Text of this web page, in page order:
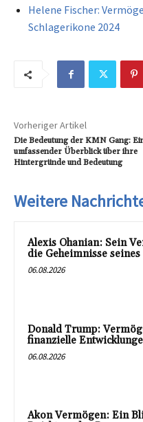
Helene Fischer:
Schlagerikone 2024
Vorheriger Artikel
Die Bedeutung der KMN Gang:
umfassender Überblick über ihre
Hintergründe und Bedeutung
Weitere
Alexis Ohanian: Sein
die Geheimnisse
06.08.2026
Donald Trump:
finanzielle
06.08.2026
Akon Vermögen: Ein